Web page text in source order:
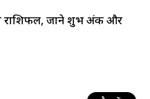
जाने शुभ अंक और